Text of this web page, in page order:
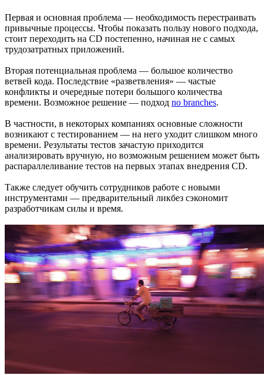
Первая и основная проблема — необходимость перестраивать
привычные процессы. Чтобы показать пользу нового подхода,
стоит переходить на CD постепенно, начиная не с самых
трудозатратных приложений.
Вторая потенциальная проблема — большое количество
ветвей кода. Последствие «разветвления» — частые
конфликты и очередные потери большого количества
времени. Возможное решение — подход no branches.
В частности, в некоторых компаниях основные сложности
возникают с тестированием — на него уходит слишком много
времени. Результаты тестов зачастую приходится
анализировать вручную, но возможным решением может быть
распараллеливание тестов на первых этапах внедрения CD.
Также следует обучить сотрудников работе с новыми
инструментами — предварительный ликбез сэкономит
разработчикам силы и время.